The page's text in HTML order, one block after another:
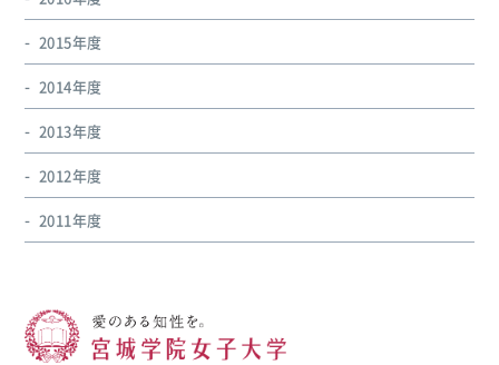
2015年度
2014年度
2013年度
2012年度
2011年度